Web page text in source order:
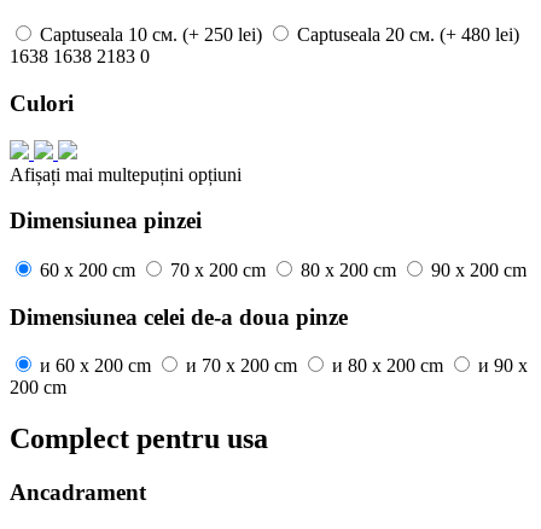
Captuseala 10 см. (+ 250 lei) Captuseala 20 см. (+ 480 lei)
1638 1638 2183 0
Culori
Afișați mai multepuțini opțiuni
Dimensiunea pinzei
60 x 200 cm 70 x 200 cm 80 x 200 cm 90 x 200 cm
Dimensiunea celei de-a doua pinze
и 60 x 200 cm и 70 x 200 cm и 80 x 200 cm и 90 x
200 cm
Complect pentru usa
Ancadrament